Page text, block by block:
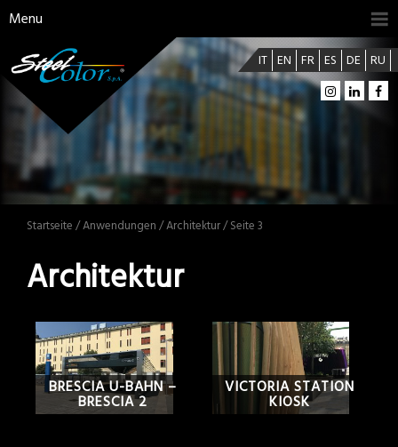
Menu
IT EN FR ES DE RU
Startseite /Anwendungen / Architektur / Seite 3
Architektur
BRESCIA U-BAHN –
BRESCIA 2
VICTORIA STATION
KIOSK